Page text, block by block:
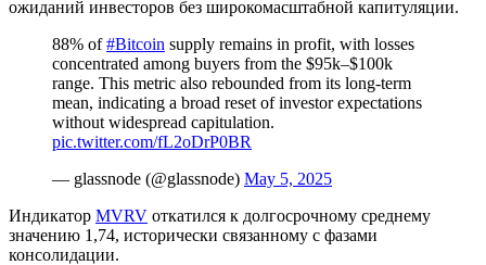
ожиданий инвесторов без широкомасштабной капитуляции.
88% of#Bitcoin supply remains in profit, with losses
concentrated among buyers from the $95k–$100k
range. This metric also rebounded from its long-term
mean, indicating a broad reset of investor expectations
without widespread capitulation.
pic.twitter.com/fL2oDrP0BR
— glassnode (@glassnode) May 5, 2025
Индикатор MVRV откатился к долгосрочному среднему
значению 1,74, исторически связанному с фазами
консолидации.